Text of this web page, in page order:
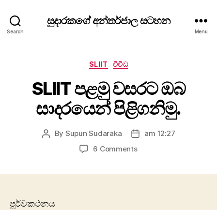
Search
සුදාරකගේ අන්තර්ජාල සටහන
Menu
Categories
SLIIT විවිධ
SLIIT පළමු වසරට ඔබ
සාදරයෙන් පිළිගනිමු.
Post
By Supun Sudaraka
Postam 12:27
6 Commentson
පූර්වකථනය